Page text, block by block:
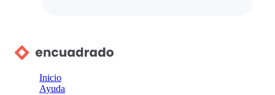
Inicio
Ayuda